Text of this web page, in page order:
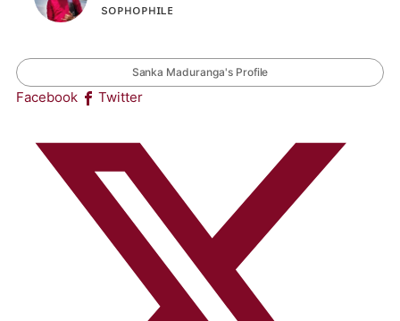
sᴏᴘʜᴏᴘʜɪʟᴇ
Sanka Maduranga's Profile
Facebook Twitter